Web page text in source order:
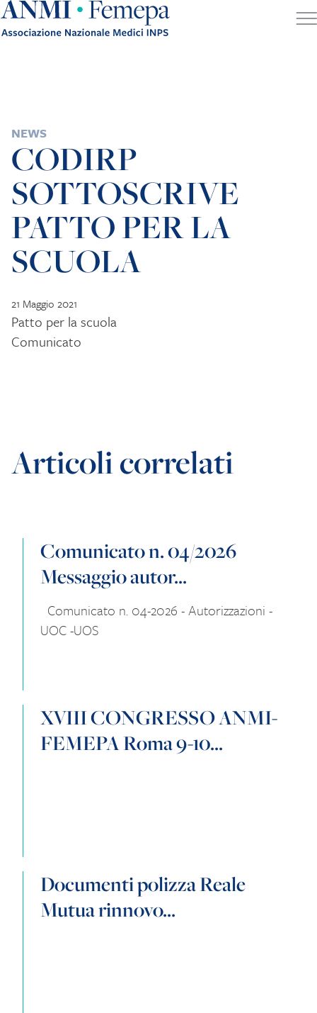
POSTED IN
NEWS
CODIRP
SOTTOSCRIVE
PATTO PER LA
SCUOLA
21 Maggio 2021
Patto per la scuola
Comunicato
Articoli correlati
Comunicato n. 04/2026
Messaggio autor...
Comunicato n. 04-2026 - Autorizzazioni -
UOC -UOS
XVIII CONGRESSO ANMI-
FEMEPA Roma 9-10...
Documenti polizza Reale
Mutua rinnovo...